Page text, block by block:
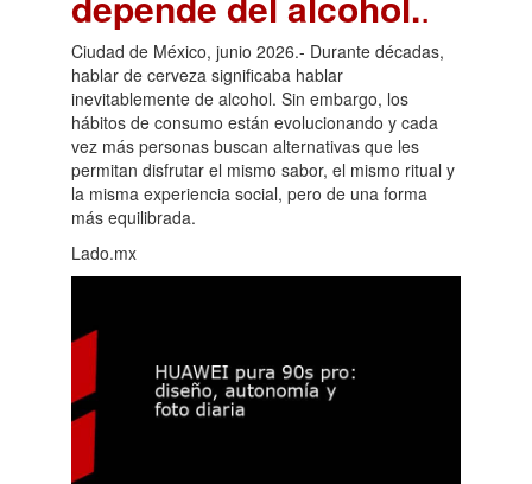
Ciudad de México, junio 2026.- Durante décadas,
hablar de cerveza significaba hablar
inevitablemente de alcohol. Sin embargo, los
hábitos de consumo están evolucionando y cada
vez más personas buscan alternativas que les
permitan disfrutar el mismo sabor, el mismo ritual y
la misma experiencia social, pero de una forma
más equilibrada.
Lado.mx